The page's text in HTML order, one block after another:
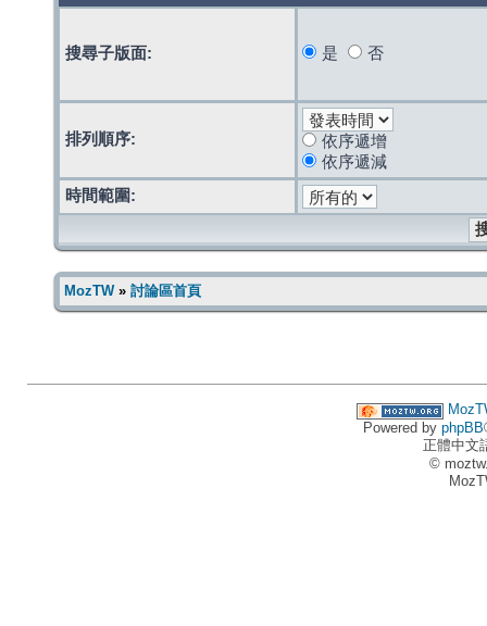
搜尋子版面: 是 否
排列順序:
依序遞增
依序遞減
時間範圍:
MozTW» 討論區首頁
Powered by phpBB
正體中文
©